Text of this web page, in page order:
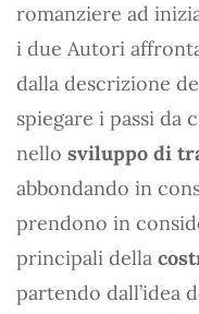
romanziere ad
i due Autori
dalla descrizione
spiegare i passi da
nello sviluppo di
abbondando in
prendono in
principali della
partendo dall’idea